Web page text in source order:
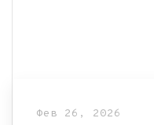
Фев 26, 2026